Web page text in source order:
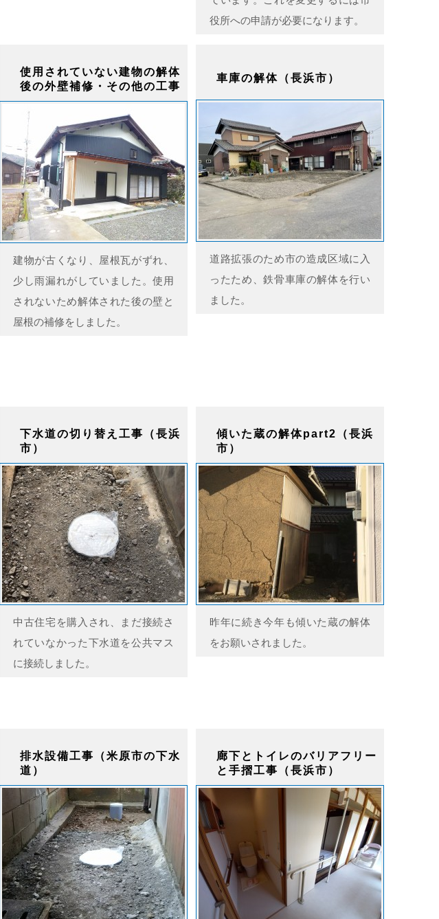
役所への申請が必要になります。
使用されていない建物の解体
後の外壁補修・その他の工事
建物が古くなり、屋根瓦がずれ、
少し雨漏れがしていました。使用
されないため解体された後の壁と
屋根の補修をしました。
車庫の解体（長浜市）
道路拡張のため市の造成区域に入
ったため、鉄骨車庫の解体を行い
ました。
下水道の切り替え工事（長浜
市）
中古住宅を購入され、まだ接続さ
れていなかった下水道を公共マス
に接続しました。
傾いた蔵の解体part2（長浜
市）
昨年に続き今年も傾いた蔵の解体
をお願いされました。
排水設備工事（米原市の下水
道）
廊下とトイレのバリアフリー
と手摺工事（長浜市）